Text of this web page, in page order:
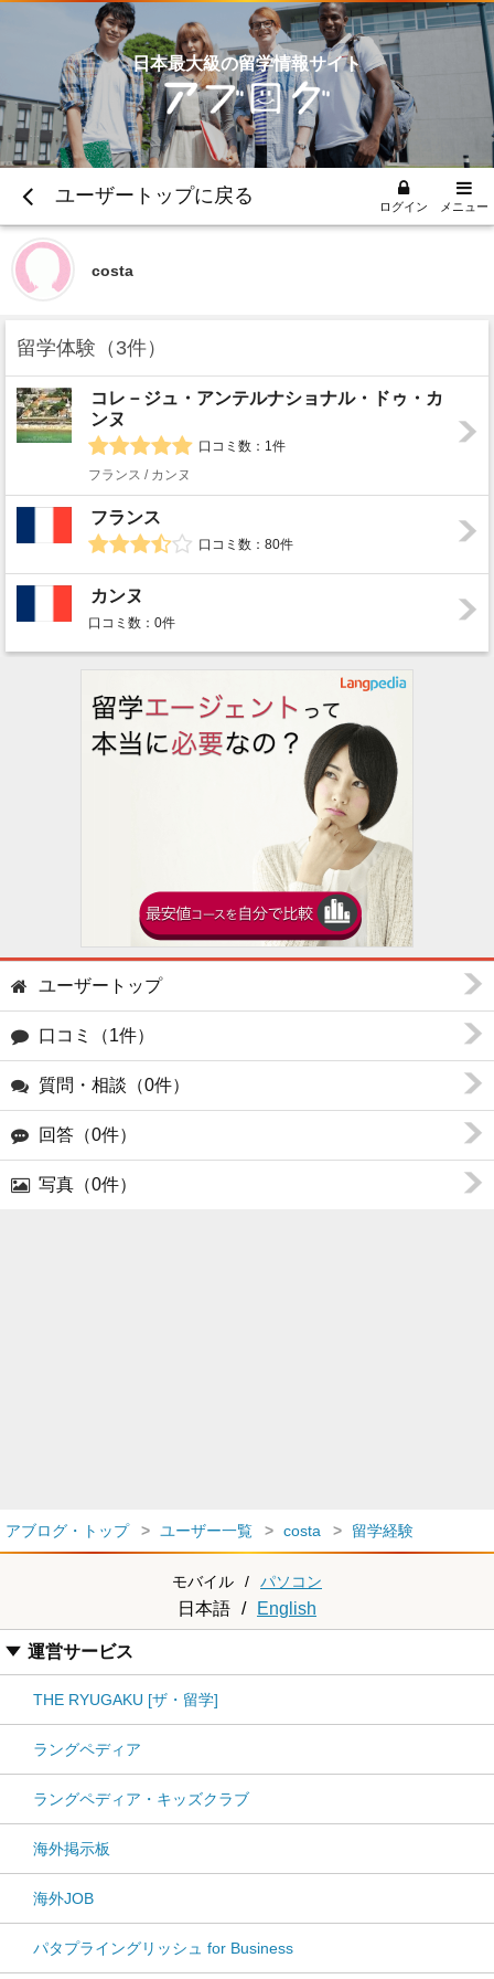
日本最大級の留学情報サイト
ユーザートップに戻る ログイン メニュー
costa
留学体験 3件
コレ－ジュ・アンテルナショナル・ドゥ・カ
ンヌ
口コミ数：1件
フランス / カンヌ
フランス
口コミ数：80件
カンヌ
口コミ数：0件
ユーザートップ
口コミ（1件）
質問・相談（0件）
回答（0件）
写真（0件）
アブログ・トップ ユーザー一覧 costa 留学経験
モバイル / パソコン
日本語 / English
運営サービス
THE RYUGAKU [ザ・留学]
ラングペディア
ラングペディア・キッズクラブ
海外掲示板
海外JOB
パタプライングリッシュ for Business